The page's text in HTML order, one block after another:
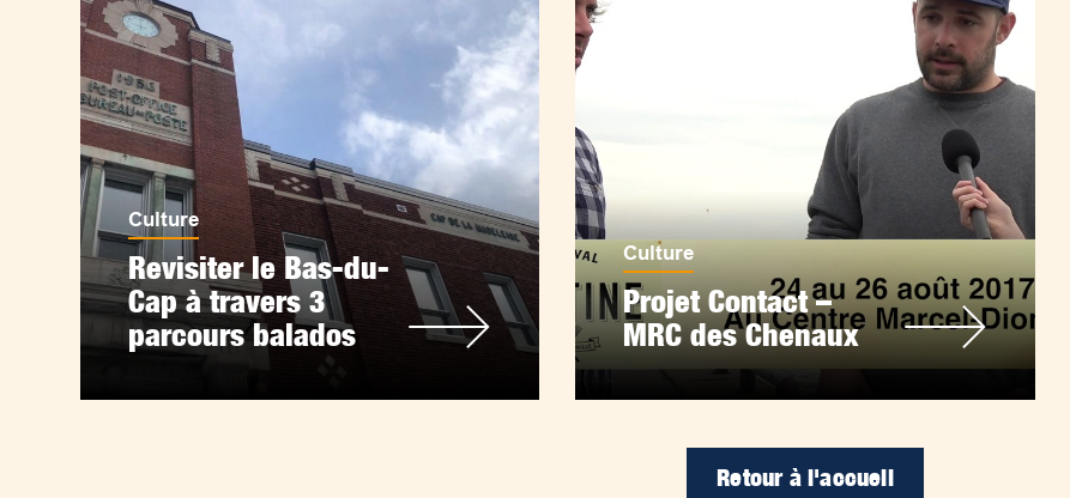
Culture
Revisiter le Bas-du-
Cap à travers 3
parcours balados
Culture
Projet Contact –
MRC des Chenaux
Retour à l'accueil